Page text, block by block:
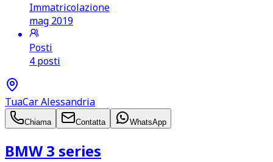
Immatricolazione
mag 2019
Posti
4 posti
TuaCar Alessandria
Chiama Contatta WhatsApp
BMW 3 series